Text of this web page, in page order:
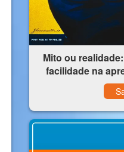
Mito ou
facilidade na